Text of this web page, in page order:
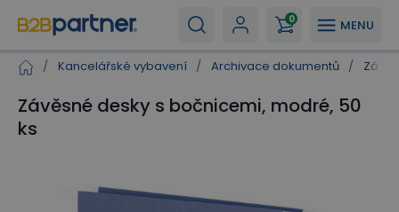
MENU
0
/ Kancelářské vybavení / Archivace dokumentů /
Závěsné desky s bočnicemi, modré, 50
ks